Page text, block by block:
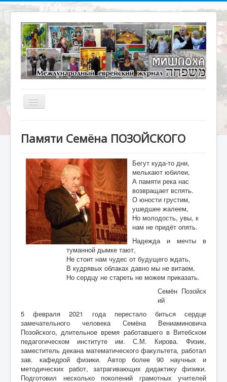
Включить/
выключить
О журнале
Библиотека
Наше кино
Архивариус
Актуальное интервью
Воспоминания
Дети войны вспоминают
Ищу родных
Ликбез Мишпохи
Чтобы это никогда не повторилось!
Память
Почта Мишпохи
Памяти Семёна ПОЗОЙСКОГО
Бегут куда-то дни,
мелькают юбилеи,
А памяти река нас
возвращает вспять.
О юности грустим,
ушедшее жалеем,
Но молодость, увы, к
нам не придёт опять.
Надежда и мечты в
туманной дымке тают,
Не стоит нам чудес от будущего ждать,
В кудрявых облаках давно мы не витаем,
Но сердцу не стареть не можем приказать.
Семён Позойск
ий
5 февраля 2021 года перестало биться сердце
замечательного человека Семёна Вениаминовича
Позойского, длительное время работавшего в Витебском
педагогическом институте им. С.М. Кирова. Физик,
заместитель декана математического факультета, работал
зав. кафедрой физики. Автор более 90 научных и
методических работ, затрагивающих дидактику физики.
Подготовил несколько поколений грамотных учителей